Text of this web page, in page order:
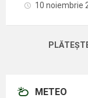
10 noiembrie
METEO